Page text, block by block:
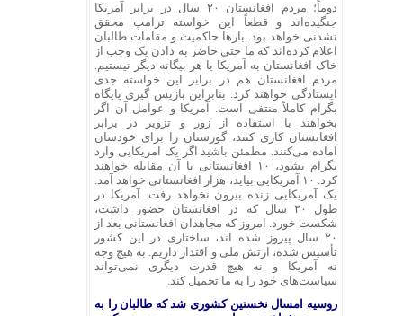
دوماً؛ مردم افغانستان ۲۰ سال در برابر آمریکا
جنگیده‌اند و قطعاً این خواسته ترامپ محقق
نشدنی خواهد بود. بارها حاکمیت و مقامات طالبان
اعلام کرده‌اند که ما حتی حاضر به دادن یک وجب از
خاک افغانستان به آمریکا یا هر بیگانه دیگر نیستیم.
مردم افغانستان هم در برابر این خواسته جدی
ایستادگی خواهند کرد. بنابراین بازپس گیری پایگاه
بگرام کاملاً منتفی است. آمریکا و عوامل آن اگر
بخواهند با استفاده از زور و تزویر در برابر
افغانستان کاری کنند، گورستان را برای خودشان
آماده می‌کنند. مطمئن باشید اگر یک آمریکایی وارد
بگرام بشود، ۱۰ افغانستانی با آن مقابله خواهند
کرد. ۱۰ آمریکایی بیاید، هزار افغانستانی خواهد آمد.
یک آمریکایی زنده بیرون نخواهد رفت. آمریکا در
طول ۲۰ سال که در افغانستان حضور داشت،
شکست خورد. امروز که مجاهدان افغانستانی بعد از
۲۰ سال پیروز شده
اند، ساختاری در این کشور
تأسیس شده، ارتش ملی و اقتدار داریم. به هیچ وجه
نه آمریکا و نه هیچ قدرت دیگری نمی‌تواند
سیاست‌های خود را به ما تحمیل کند.
روسیه امسال نخستین کشوری شد که طالبان را به